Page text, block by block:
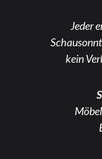
Jeder
kein